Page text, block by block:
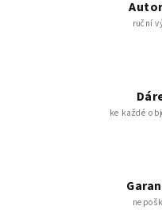
ruční
ke každé